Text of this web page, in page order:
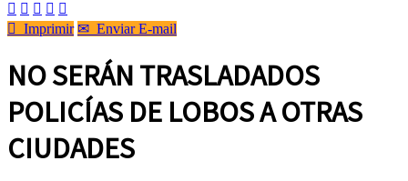
    
 Imprimir ✉ Enviar E-mail
NO SERÁN TRASLADADOS
POLICÍAS DE LOBOS A OTRAS
CIUDADES